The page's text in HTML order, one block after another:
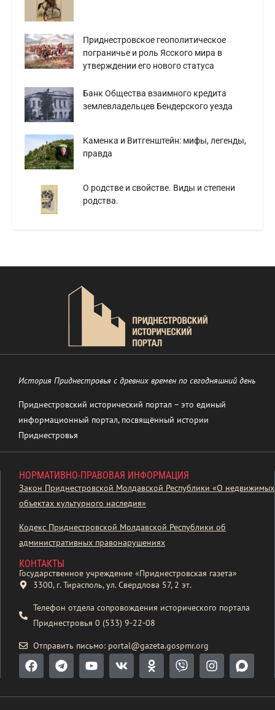
Приднестровское геополитическое
пограничье и роль Ясского мира в
утверждении его нового статуса
Банк Общества взаимного кредита
землевладельцев Бендерского уезда
Каменка и Витгенштейн: мифы, легенды,
правда
О родстве и свойстве. Виды и степени
родства.
История Приднестровья с древних времен по сегодняшний день
Приднестровский исторический портал – это единый
информационный портал, посвящённый истории
Приднестровья
НОРМАТИВНО-ПРАВОВАЯ ИНФОРМАЦИЯ
Закон Приднестровской Молдавской Республики «О недвижимых
объектах культурного наследия»
Кодекс Приднестровской Молдавской Республики об
административных правонарушениях
КОНТАКТЫ
Государственное учреждение «Приднестровская газета»
3300, г. Тирасполь, ул. Свердлова 57, 2 эт.
Телефон отдела сопровождения исторического портала
Приднестровья 0 (533) 9-22-08
Отправить письмо: portal@gazeta.gospmr.org